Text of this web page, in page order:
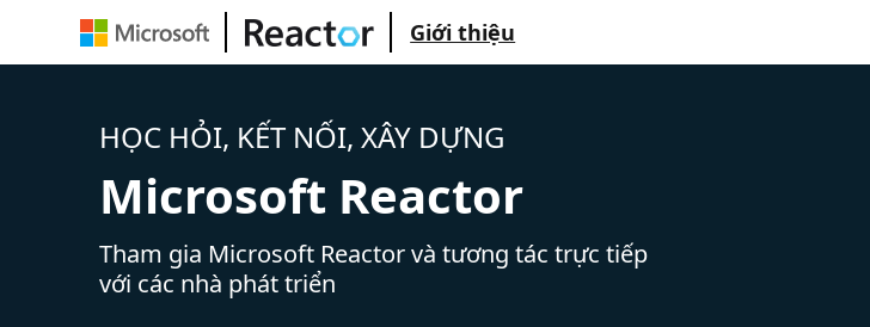
Giới thiệu
HỌC HỎI, KẾT NỐI, XÂY DỰNG
Microsoft Reactor
Tham gia Microsoft Reactor và tương tác trực tiếp
với các nhà phát triển